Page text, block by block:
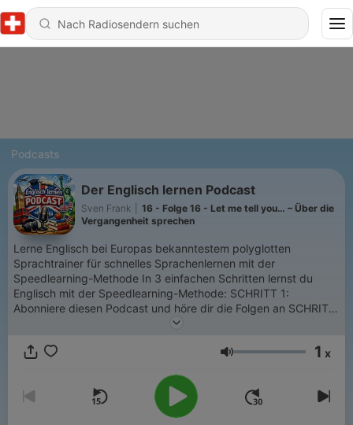
Podcasts
Der Englisch lernen Podcast
Sven Frank
16 - Folge 16 - Let me tell you… – Über die
Vergangenheit sprechen
Lerne Englisch bei Europas bekanntestem polyglotten
Sprachtrainer für schnelles Sprachenlernen mit der
Speedlearning-Methode In 3 einfachen Schritten lernst du
Englisch mit der Speedlearning-Methode: SCHRITT 1:
Abonniere diesen Podcast und höre dir die Folgen an SCHRITT
2: Werde Mitglied im Speedlearning Club SCHRITT 3: Schließ
Lautstärke 1 x